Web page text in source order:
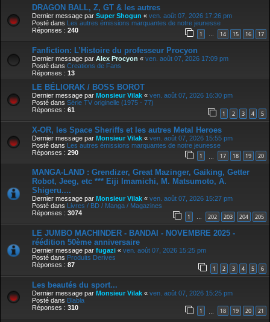
DRAGON BALL, Z, GT & les autres
Dernier message par Super Shogun « ven. août 07, 2026 17:26 pm
Posté dans
Les autres émissions marquantes de notre jeunesse
Réponses : 240 1 … 14 15 16 17
Fanfiction: L’Histoire du professeur Procyon
Dernier message par Alex Procyon « ven. août 07, 2026 17:09 pm
Posté dans Creations de Fans
Réponses : 13
LE BÉLIORAK / BOSS BOROT
Dernier message par Monsieur Vilak « ven. août 07, 2026 16:30 pm
Posté dans Série TV originelle (1975 - 77)
Réponses : 61 1 2 3 4 5
X-OR, les Space Sheriffs et les autres Metal Heroes
Dernier message par Monsieur Vilak « ven. août 07, 2026 15:55 pm
Posté dans Les autres émissions marquantes de notre jeunesse
Réponses : 290 1 17 18 19 20
MANGA-LAND : Grendizer, Great Mazinger, Gaiking, Getter
Robot, Jeeg, etc *** Eiji Imamichi, M. Matsumoto, A.
Shigeru....
Dernier message par Monsieur Vilak « ven. août 07, 2026 15:27 pm
Posté dans
Livres / BD / Manga / Magazines
Réponses : 3074 1 … 202 203 204 205
LE JUMBO MACHINDER - BANDAI - NOVEMBRE 2025 -
réédition 50ème anniversaire
Dernier message par fugazi « ven. août 07, 2026 15:25 pm
Posté dans Produits Derives
Réponses : 87 1 2 3 4 5 6
Les beautés du sport...
Dernier message par Monsieur Vilak « ven. août 07, 2026 15:25 pm
Posté dans Blabla
Réponses : 310 1 18 19 20 21